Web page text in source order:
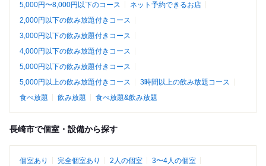
5,000円〜8,000円以下のコース
ネット予約できるお店
2,000円以下の飲み放題付きコース
3,000円以下の飲み放題付きコース
4,000円以下の飲み放題付きコース
5,000円以下の飲み放題付きコース
5,000円以上の飲み放題付きコース
3時間以上の飲み放題コース
食べ放題
飲み放題 食べ放題&飲み放題
長崎市で個室・設備から探す
個室あり 完全個室あり 2人の個室
3〜4人の個室